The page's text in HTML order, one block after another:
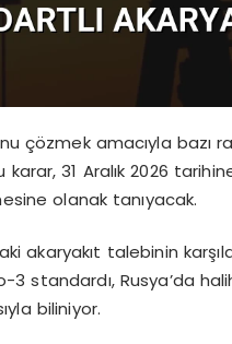
çözmek amacıyla bazı
31 Aralık 2026
olanak tanıyacak.
akaryakıt talebinin
3 standardı, Rusya’da
biliniyor.